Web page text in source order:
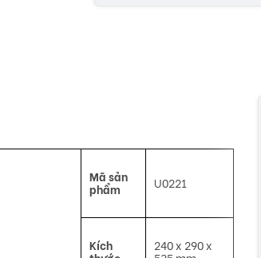
Mã sản
phẩm U0221
Kích 240 x 290 x